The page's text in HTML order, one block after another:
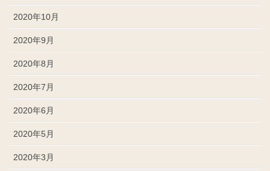
2020年10月
2020年9月
2020年8月
2020年7月
2020年6月
2020年5月
2020年3月